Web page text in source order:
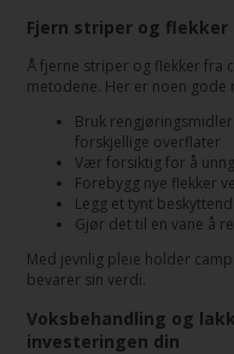
Fjern striper og
Å fjerne striper og flekker fra
metodene. Her er noen gode
Bruk
forskjellige overflater
Vær forsiktig for å
Forebygg nye flekker
Legg et tynt
Gjør det til en vane å
Med jevnlig pleie holder
bevarer sin verdi.
Voksbehandling og
investeringen din